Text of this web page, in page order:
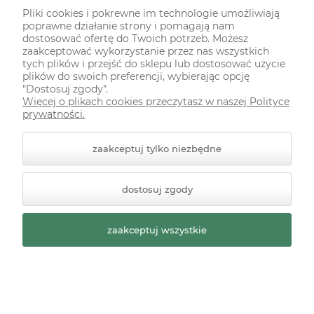
ODWIEDŹ NAS NA
Styl graficzny ShopGadget.pl
Sklep internetowy Shoper
Premium
Pliki cookies i pokrewne im technologie umożliwiają
poprawne działanie strony i pomagają nam
dostosować ofertę do Twoich potrzeb. Możesz
zaakceptować wykorzystanie przez nas wszystkich
tych plików i przejść do sklepu lub dostosować użycie
plików do swoich preferencji, wybierając opcję
"Dostosuj zgody".
Więcej o plikach cookies przeczytasz w naszej Polityce
prywatności.
zaakceptuj tylko niezbędne
dostosuj zgody
zaakceptuj wszystkie